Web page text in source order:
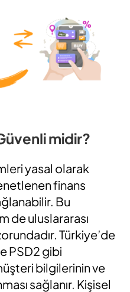
midir?
yasal olarak
finans
Bu
de uluslararası
Türkiye’de
PSD2 gibi
bilgilerinin ve
sağlanır. Kişisel